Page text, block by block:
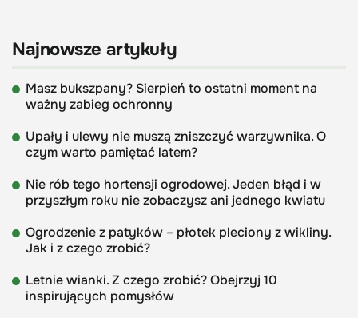
Najnowsze artykuły
Masz bukszpany? Sierpień to ostatni moment na
ważny zabieg ochronny
Upały i ulewy nie muszą zniszczyć warzywnika. O
czym warto pamiętać latem?
Nie rób tego hortensji ogrodowej. Jeden błąd i w
przyszłym roku nie zobaczysz ani jednego kwiatu
Ogrodzenie z patyków – płotek pleciony z wikliny.
Jak i z czego zrobić?
Letnie wianki. Z czego zrobić? Obejrzyj 10
inspirujących pomysłów